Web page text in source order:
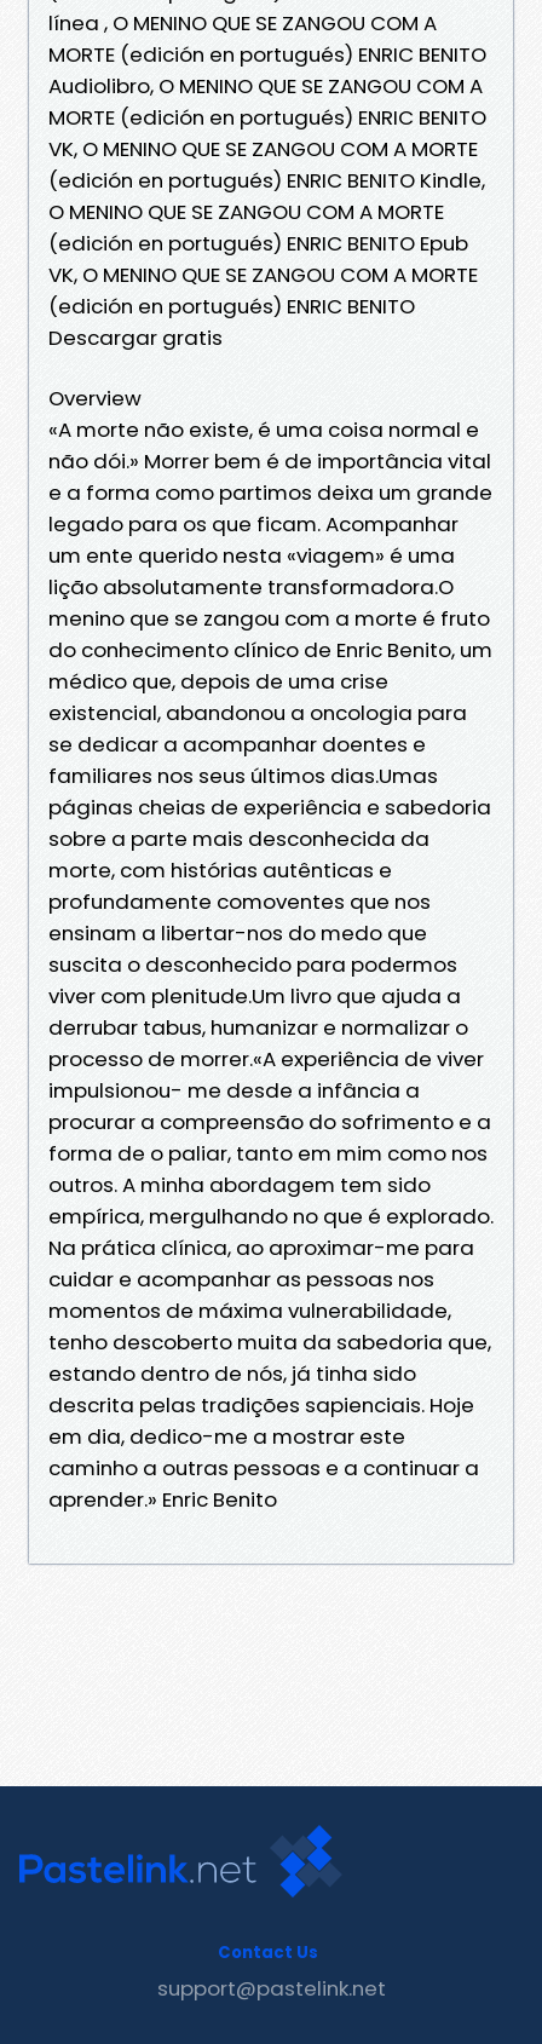
línea , O MENINO QUE SE ZANGOU COM A
MORTE (edición en portugués) ENRIC BENITO
Audiolibro, O MENINO QUE SE ZANGOU COM A
MORTE (edición en portugués) ENRIC BENITO
VK, O MENINO QUE SE ZANGOU COM A MORTE
(edición en portugués) ENRIC BENITO Kindle,
O MENINO QUE SE ZANGOU COM A MORTE
(edición en portugués) ENRIC BENITO Epub
VK, O MENINO QUE SE ZANGOU COM A MORTE
(edición en portugués) ENRIC BENITO
Descargar gratis
Overview
«A morte não existe, é uma coisa normal e
não dói.» Morrer bem é de importância vital
e a forma como partimos deixa um grande
legado para os que ficam. Acompanhar
um ente querido nesta «viagem» é uma
lição absolutamente transformadora.O
menino que se zangou com a morte é fruto
do conhecimento clínico de Enric Benito, um
médico que, depois de uma crise
existencial, abandonou a oncologia para
se dedicar a acompanhar doentes e
familiares nos seus últimos dias.Umas
páginas cheias de experiência e sabedoria
sobre a parte mais desconhecida da
morte, com histórias autênticas e
profundamente comoventes que nos
ensinam a libertar-nos do medo que
suscita o desconhecido para podermos
viver com plenitude.Um livro que ajuda a
derrubar tabus, humanizar e normalizar o
processo de morrer.«A experiência de viver
impulsionou- me desde a infância a
procurar a compreensão do sofrimento e a
forma de o paliar, tanto em mim como nos
outros. A minha abordagem tem sido
empírica, mergulhando no que é explorado.
Na prática clínica, ao aproximar-me para
cuidar e acompanhar as pessoas nos
momentos de máxima vulnerabilidade,
tenho descoberto muita da sabedoria que,
estando dentro de nós, já tinha sido
descrita pelas tradições sapienciais. Hoje
em dia, dedico-me a mostrar este
caminho a outras pessoas e a continuar a
aprender.» Enric Benito
Contact Us
support@pastelink.net